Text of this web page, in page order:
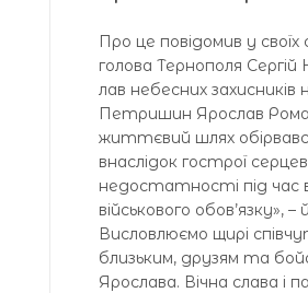
Про це повідомив у своїх
голова Тернополя
лав небесних захисників
Петришин Ярослав
життєвий шлях
внаслідок гострої
недостатності під час
військового обов’язку»,
Висловлюємо щирі
близьким, друзям та
Ярослава. Вічна слава і